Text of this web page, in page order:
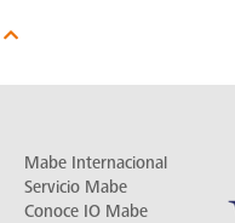
Mabe Internacional
Servicio Mabe
Conoce IO Mabe